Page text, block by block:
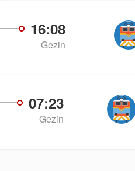
16:08
Gezin
07:23
Gezin